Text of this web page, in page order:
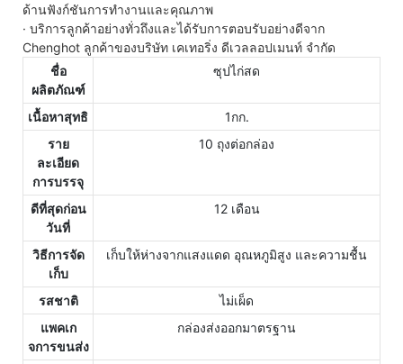
ด้านฟังก์ชันการทำงานและคุณภาพ
· บริการลูกค้าอย่างทั่วถึงและได้รับการตอบรับอย่างดีจาก
Chenghot ลูกค้าของบริษัท เคเทอริ่ง ดีเวลลอปเมนท์ จำกัด
ชื่อ
ผลิตภัณฑ์
ซุปไก่สด
เนื้อหาสุทธิ
1กก.
ราย
ละเอียด
การบรรจุ
10 ถุงต่อกล่อง
ดีที่สุดก่อน
วันที่
12 เดือน
วิธีการจัด
เก็บ
เก็บให้ห่างจากแสงแดด อุณหภูมิสูง และความชื้น
รสชาติ
ไม่เผ็ด
แพคเก
จการขนส่ง
กล่องส่งออกมาตรฐาน